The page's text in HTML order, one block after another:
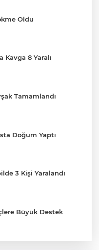
Oldu
Kavga 8 Yaralı
Tamamlandı
Doğum Yaptı
3 Kişi Yaralandı
Büyük Destek